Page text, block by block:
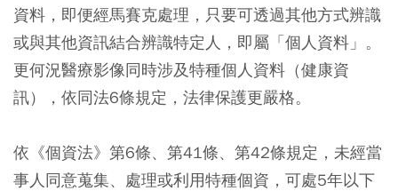
資料，即便經馬賽克處理，只要可透過其他方式辨識
或與其他資訊結合辨識特定人，即屬「個人資料」。
更何況醫療影像同時涉及特種個人資料（健康資
訊），依同法6條規定，法律保護更嚴格。
依《個資法》第6條、第41條、第42條規定，未經當
事人同意蒐集、處理或利用特種個資，可處5年以下